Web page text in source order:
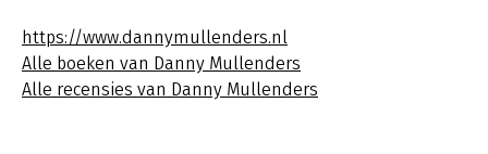
https://www.dannymullenders.nl
Alle boeken van Danny Mullenders
Alle recensies van Danny Mullenders